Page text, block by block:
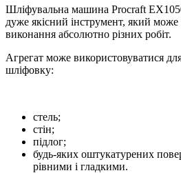
Шліфувальна машина Procraft EX1050
дуже якісний інструмент, який може
виконання абсолютно різних робіт.
Агрегат може використовуватися
шліфовку:
стель;
стін;
підлог;
будь-яких оштукатурених
рівними і гладкими.